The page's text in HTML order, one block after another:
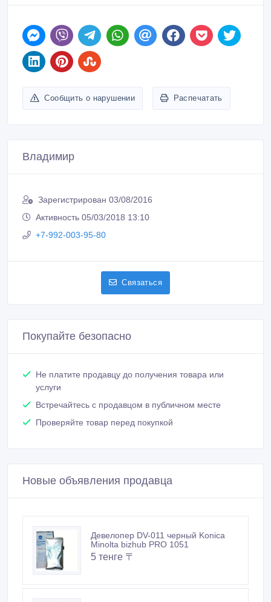
Сообщить о нарушении Распечатать
Владимир
Зарегистрирован 03/08/2016
Активность 05/03/2018 13:10
+7-992-003-95-80
Связаться
Покупайте безопасно
Не платите продавцу до получения товара или
услуги
Встречайтесь с продавцом в публичном месте
Проверяйте товар перед покупкой
Новые объявления продавца
Девелопер DV-011 черный Konica
Minolta bizhub PRO 1051
5 тенге 〒